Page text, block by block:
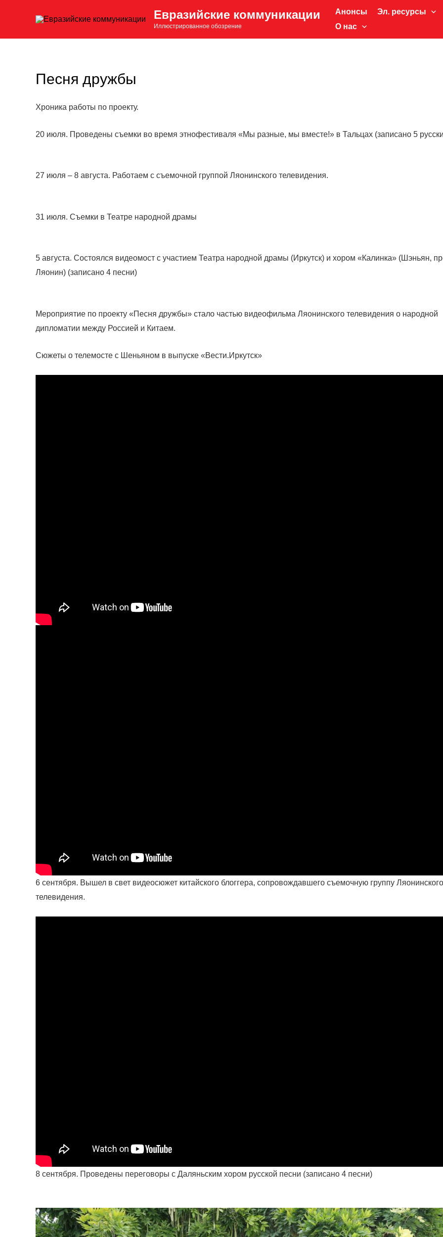
Евразийские коммуникации
Иллюстрированное обозрение
Анонсы
Эл. ресурсы
О нас
Песня дружбы
Хроника работы по проекту.
20 июля. Проведены съемки во время этнофестиваля «Мы разные, мы вместе!» в Тальцах (записано 5
27 июля – 8 августа. Работаем с съемочной группой Ляонинского телевидения.
31 июля. Съемки в Театре народной драмы
5 августа. Состоялся видеомост с участием Театра народной драмы (Иркутск) и хором «Калинка» (Шэньян,
Ляонин) (записано 4 песни)
Мероприятие по проекту «Песня дружбы» стало частью видеофильма Ляонинского телевидения о народной
дипломатии между Россией и Китаем.
Сюжеты о телемосте с Шеньяном в выпуске «Вести.Иркутск»
6 сентября. Вышел в свет видеосюжет китайского блоггера, сопровождавшего съемочную группу Ляонинского
телевидения.
8 сентября. Проведены переговоры с Даляньским хором русской песни (записано 4 песни)